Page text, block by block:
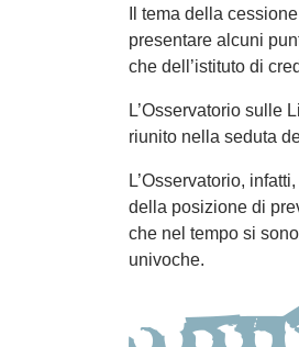
Il tema della
presentare alcuni
che dell’istituto di
L’Osservatorio sulle
riunito nella seduta
L’Osservatorio,
della posizione di
che nel tempo si
univoche.